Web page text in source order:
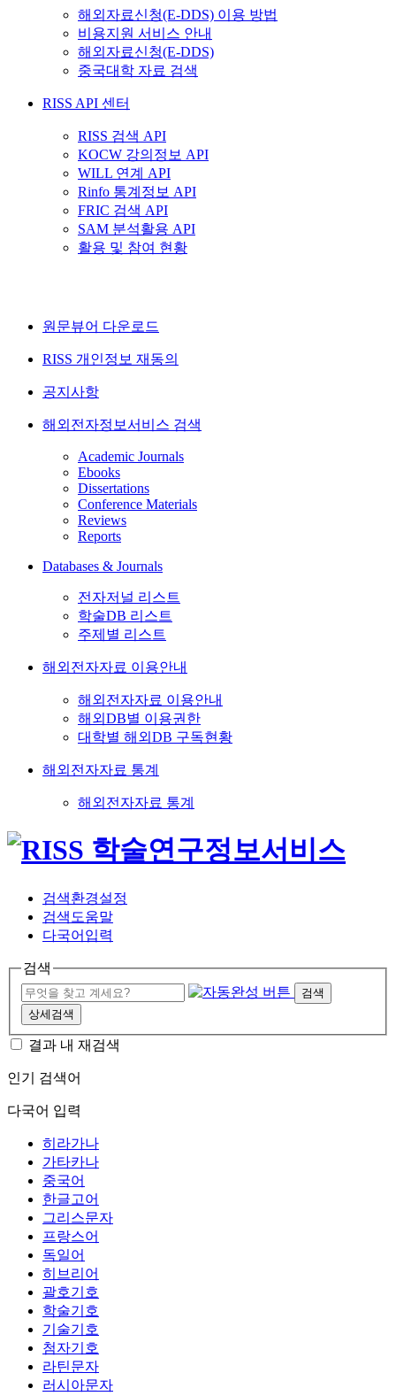
해외자료신청(E-DDS) 이용 방법
비용지원 서비스 안내
해외자료신청(E-DDS)
중국대학 자료 검색
RISS API 센터
RISS 검색 API
KOCW 강의정보 API
WILL 연계 API
Rinfo 통계정보 API
FRIC 검색 API
SAM 분석활용 API
활용 및 참여 현황
원문뷰어 다운로드
RISS 개인정보 재동의
공지사항
해외전자정보서비스 검색
Academic Journals
Ebooks
Dissertations
Conference Materials
Reviews
Reports
Databases & Journals
전자저널 리스트
학술DB 리스트
주제별 리스트
해외전자자료 이용안내
해외전자자료 이용안내
해외DB별 이용권한
대학별 해외DB 구독현황
해외전자자료 통계
해외전자자료 통계
검색환경설정
검색도움말
다국어입력
검색
검색
상세검색
결과 내 재검색
인기 검색어
다국어 입력
히라가나
가타카나
중국어
한글고어
그리스문자
프랑스어
독일어
히브리어
괄호기호
학술기호
기술기호
첨자기호
라틴문자
러시아문자